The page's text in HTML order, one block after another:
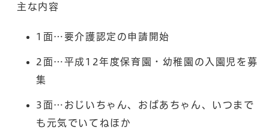
主な内容
1面…要介護認定の申請開始
2面…平成12年度保育園・幼稚園の入園児を募
集
3面…おじいちゃん、おばあちゃん、いつまで
も元気でいてねほか